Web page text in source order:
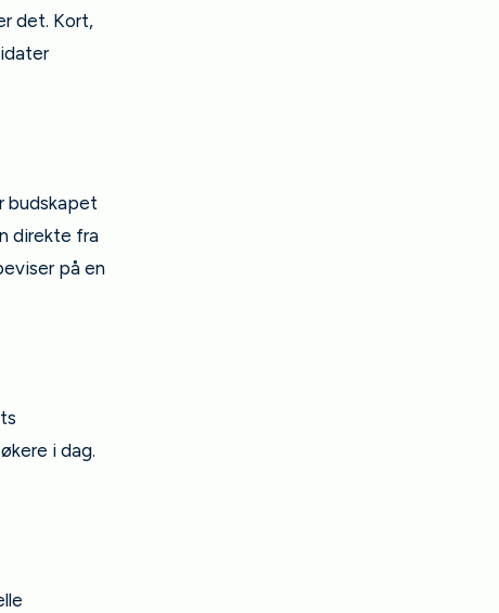
det. Kort,
budskapet
direkte fra
på en
i dag.